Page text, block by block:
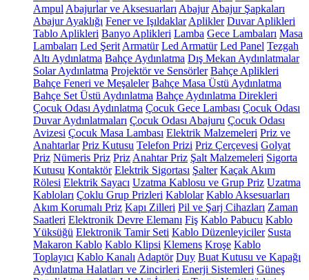
Ampul Abajurlar ve Aksesuarları Abajur Abajur Şapkaları
Abajur Ayaklığı Fener ve Işıldaklar Aplikler Duvar Aplikleri
Tablo Aplikleri Banyo Aplikleri Lamba Gece Lambaları Masa
Lambaları Led Şerit Armatür Led Armatür Led Panel Tezgah
Altı Aydınlatma Bahçe Aydınlatma Dış Mekan Aydınlatmalar
Solar Aydınlatma Projektör ve Sensörler Bahçe Aplikleri
Bahçe Feneri ve Meşaleler Bahçe Masa Üstü Aydınlatma
Bahçe Set Üstü Aydınlatma Bahçe Aydınlatma Direkleri
Çocuk Odası Aydınlatma Çocuk Gece Lambası Çocuk Odası
Duvar Aydınlatmaları Çocuk Odası Abajuru Çocuk Odası
Avizesi Çocuk Masa Lambası Elektrik Malzemeleri Priz ve
Anahtarlar Priz Kutusu Telefon Prizi Priz Çerçevesi Golyat
Priz Nümeris Priz Priz Anahtar Priz Şalt Malzemeleri Sigorta
Kutusu Kontaktör Elektrik Sigortası Şalter Kaçak Akım
Rölesi Elektrik Sayacı Uzatma Kablosu ve Grup Priz Uzatma
Kabloları Çoklu Grup Prizleri Kablolar Kablo Aksesuarları
Akım Korumalı Priz Kapı Zilleri Pil ve Şarj Cihazları Zaman
Saatleri Elektronik Devre Elemanı Fiş Kablo Pabucu Kablo
Yüksüğü Elektronik Tamir Seti Kablo Düzenleyiciler Susta
Makaron Kablo Kablo Klipsi Klemens Kroşe Kablo
Toplayıcı Kablo Kanalı Adaptör Duy Buat Kutusu ve Kapağı
Aydınlatma Halatları ve Zincirleri Enerji Sistemleri Güneş